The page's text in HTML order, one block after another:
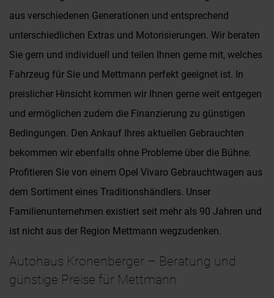
aus verschiedenen Generationen und entsprechend
unterschiedlichen Extras und Motorisierungen. Wir beraten
Sie gern und individuell und teilen Ihnen gerne mit, welches
Fahrzeug für Sie und Mettmann perfekt geeignet ist. In
preislicher Hinsicht kommen wir Ihnen gerne weit entgegen
und ermöglichen zudem die Finanzierung zu günstigen
Bedingungen. Den Ankauf Ihres aktuellen Gebrauchten
bekommen wir ebenfalls ohne Probleme über die Bühne.
Profitieren Sie von einem Opel Vivaro Gebrauchtwagen aus
dem Sortiment eines Traditionshändlers. Unser
Familienunternehmen existiert seit mehr als 90 Jahren und
ist nicht aus der Region Mettmann wegzudenken.
Autohaus Kronenberger – Beratung und
günstige Preise für Mettmann